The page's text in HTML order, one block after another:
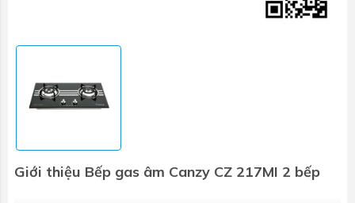
Giới thiệu Bếp gas âm Canzy CZ 217MI 2 bếp